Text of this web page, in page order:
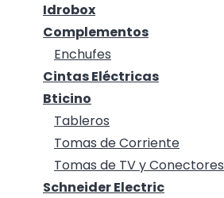
Idrobox
Complementos
Enchufes
Cintas Eléctricas
Bticino
Tableros
Tomas de Corriente
Tomas de TV y Conectores
Schneider Electric